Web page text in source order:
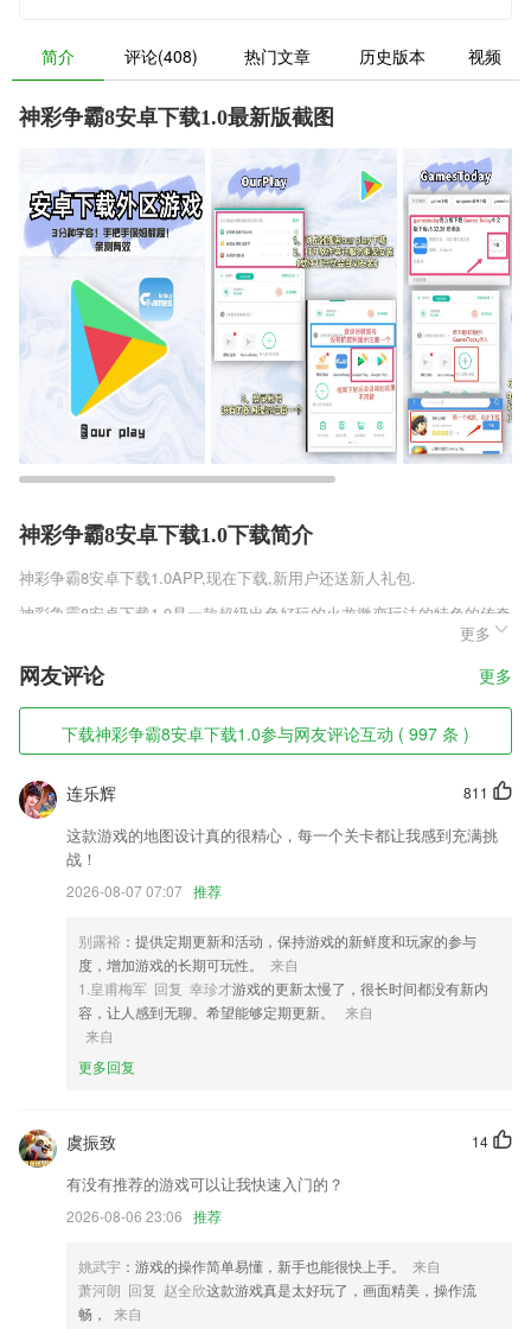
简介 评论(408) 热门文章 历史版本 视频
神彩争霸8安卓下载1.0最新版截图
神彩争霸8安卓下载1.0下载简介
神彩争霸8安卓下载1.0APP,现在下载,新用户还送新人礼包.
神彩争霸8安卓下载1.0是一款超级出色好玩的火龙微变玩法的特色的传奇
游戏体验，在游戏中玩家可以轻松体验到真正好玩的热血的火龙切割的传
奇游戏体验内容，在游戏中体验真正好玩的自由的传奇挑战体验内容，喜
欢的朋友怎么可以错过天下火龙微变!
神彩争霸8安卓下载1.0软件特色
1,本APP中的词汇是根据韩国基础词汇和初级口语中要掌握的词汇进行汇
编，同时也对韩国语能力考试（TOPIK)初级出现频率较高的词汇进行了
收录。
2,【实用】支持多种离线词典和发音，有网没网照样查。2265软件内点按
任意单词即可显示翻译，同时可将单词加入生词本，没有查字典的繁琐。
生词本多终端云同步，利用艾宾浩斯记忆曲线全方位掌握生词。
4,这样在发图的时候也可以自主修图，还可以拼出不错的九宫格图片。
5,极大的优化了大容量文本文件的读取速度，瞬间载入，高速读取，分秒
间浏览到需要的信息。
6,方便2265用户们可以一键免费的去推送到众多最新更新的实用资讯。
1.“实体+课程+服务+硬件+软件”是英语村打造的完全沉浸式语言服务生态
系统。
2.这儿就可以开展小游戏在线玩，在的与此同时还可以轻轻松松提高自己
的潜心度
3.“实体+课程+服务+硬件+软件”是英语村打造的完全沉浸式语言服务生态
4.同步到单元的重点句型训练，能够让学生在单词的基础上，形成句型记
更多
网友评论 更多
下载神彩争霸8安卓下载1.0参与网友评论互动 ( 997 条 )
811
连乐辉
这款游戏的地图设计真的很精心，每一个关卡都让我感到充满挑
战！
2026-08-07 07:07 推荐
别露裕 ：提供定期更新和活动，保持游戏的新鲜度和玩家的参与
度，增加游戏的长期可玩性。
来自
1.皇甫梅军 回复 幸珍才游戏的更新太慢了，很长时间都没有新内
容，让人感到无聊。希望能够定期更新。
来自
来自
更多回复
14
虞振致
有没有推荐的游戏可以让我快速入门的？
2026-08-06 23:06 推荐
姚武宇 ：游戏的操作简单易懂，新手也能很快上手。
来自
萧河朗 回复 赵全欣这款游戏真是太好玩了，画面精美，操作流
畅，
来自